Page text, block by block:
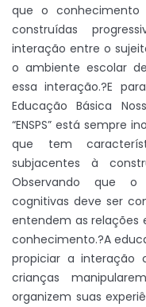
que o
construídas
interação entre o
o ambiente escolar
essa interação.?E
Educação Básica
“ENSPS” está sempre
que tem
subjacentes à
Observando que o
cognitivas deve ser
entendem as relações
conhecimento.?A
propiciar a interação
crianças
organizem suas